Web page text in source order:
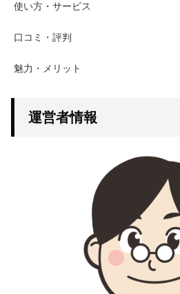
使い方・サービス
口コミ・評判
魅力・メリット
運営者情報